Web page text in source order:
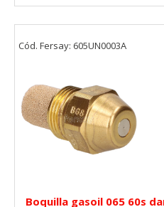
Boquilla gasoil 065 60s
Cód. Fersay: 605UN0003A